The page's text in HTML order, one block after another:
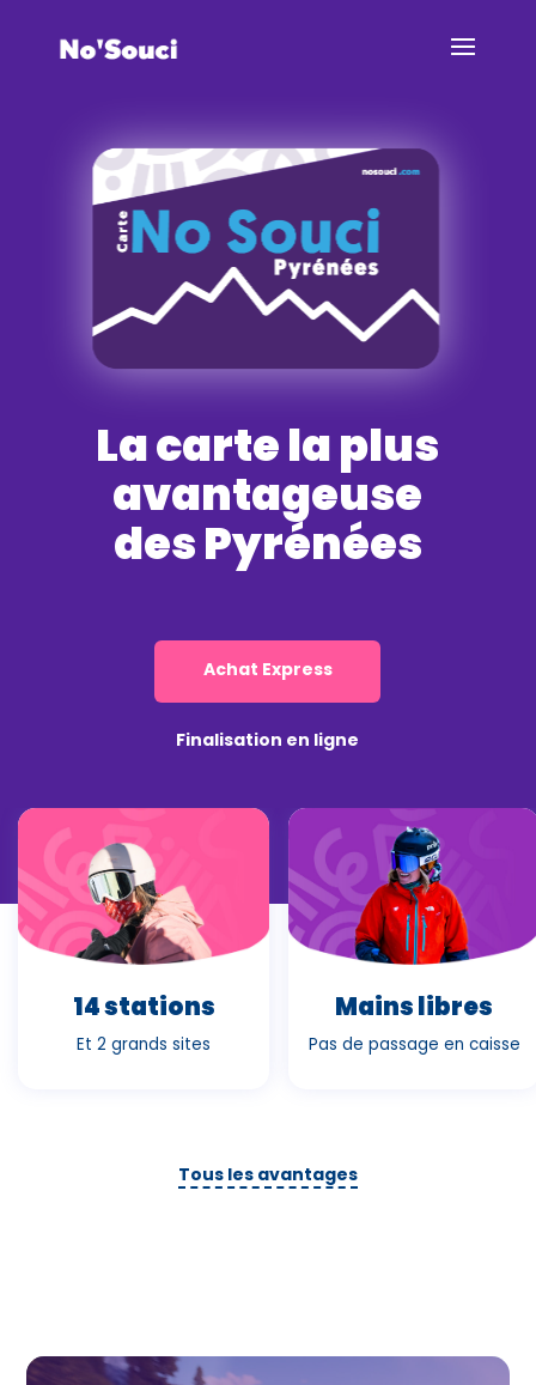
La carte la plus
avantageuse
des Pyrénées
Achat Express
Finalisation en ligne
14 stations
Et 2 grands sites
Mains libres
Pas de passage en caisse
Tous les avantages